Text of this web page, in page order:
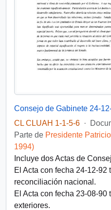
Consejo de Gabinete 24-
CL CLUAH 1-1-5-6 ·
Parte de Presidente
1994)
Incluye dos Actas de
El Acta con fecha 24-12-92
reconciliación nacional.
El Acta con fecha 23-08-
exteriores.